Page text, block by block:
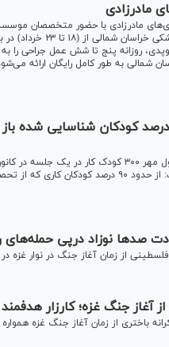
مادرزادی
مادرزادی با حضور متخصصان
ناهنجاری مادرزادی)
روزانه پنج تا شش عمل جراحی را
شمالی به طور کامل رایگان ارائه
مدیر مجتمع شوق زندگی شیراز: ۹۰ درصد
مدیر مجتمع شوق زندگی شیراز با بیان اینکه
بسته‌های کمک آموزشی به آنها اهدا شد، گفت: از
صدها نوزاد درپی
باختری از زمان آغاز جنگ غزه